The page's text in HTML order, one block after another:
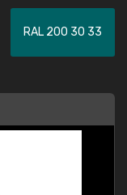
RAL 200 30 33